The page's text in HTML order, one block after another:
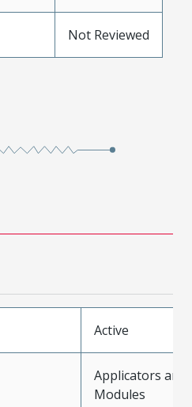
Not Reviewed
Active
Applicators and
Modules